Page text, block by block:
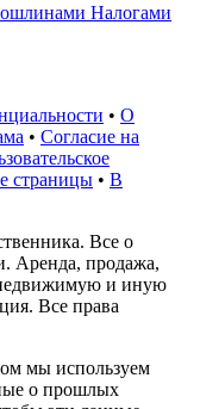
Налогами
• О
• Согласие на
страницы • В
Все о
Аренда, продажа,
и иную
Все права
мы используем
о прошлых